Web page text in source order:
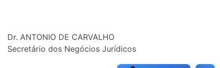
Dr. ANTONIO DE CARVALHO
Secretário dos Negócios Jurídicos